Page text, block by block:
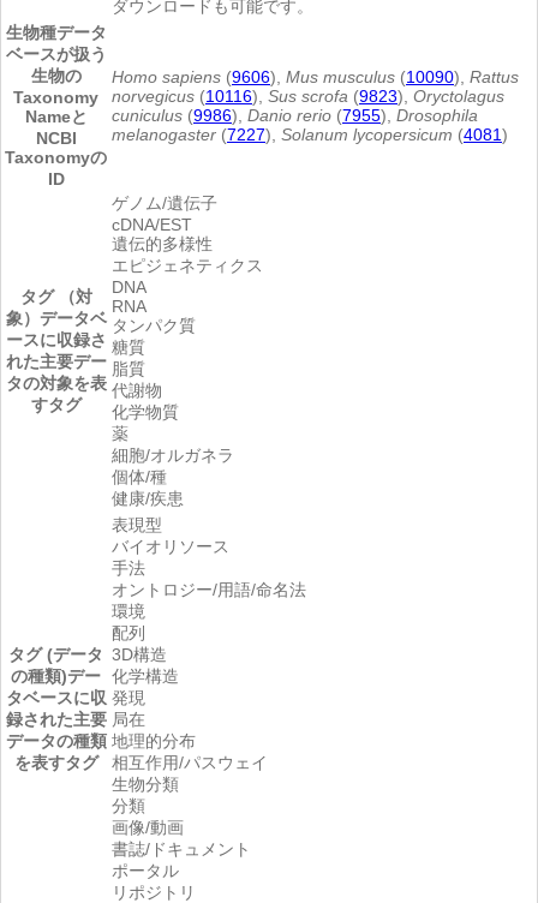
ダウンロードも可能です。
生物種データ
ベースが扱う
生物の
Taxonomy
Nameと
NCBI
Taxonomyの
ID
Homo sapiens (9606), Mus musculus (10090), Rattus
norvegicus (10116), Sus scrofa (9823), Oryctolagus
cuniculus (9986), Danio rerio (7955), Drosophila
melanogaster (7227), Solanum lycopersicum (4081)
タグ （対
象） データベ
ースに収録さ
れた主要デー
タの対象を表
すタグ
ゲノム/遺伝子
cDNA/EST
遺伝的多様性
エピジェネティクス
DNA
RNA
タンパク質
糖質
脂質
代謝物
化学物質
薬
細胞/オルガネラ
個体/種
健康/疾患
タグ (データ
の種類)デー
タベースに収
録された主要
データの種類
を表すタグ
表現型
バイオリソース
手法
オントロジー/用語/命名法
環境
配列
3D構造
化学構造
発現
局在
地理的分布
相互作用/パスウェイ
生物分類
分類
画像/動画
書誌/ドキュメント
ポータル
リポジトリ